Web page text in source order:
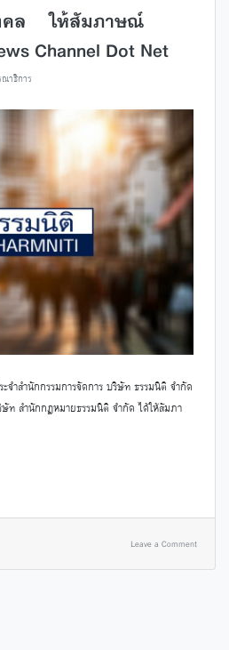
ล ให้สัมภาษณ์
Channel Dot Net
าธิการ
สำนักกรรมการจัดการ บริษัท ธรรมนิติ จำกัด
ท สำนักกฎหมายธรรมนิติ จำกัด ได้ให้สัมภา
Leave a Comment